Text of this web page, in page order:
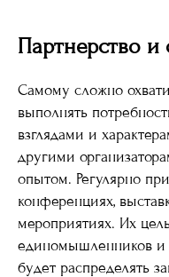
Партнерство и
Самому сложно
выполнять
взглядами и
другими
опытом. Регулярно
конференциях,
мероприятиях. Их
единомышленников и
будет распределять